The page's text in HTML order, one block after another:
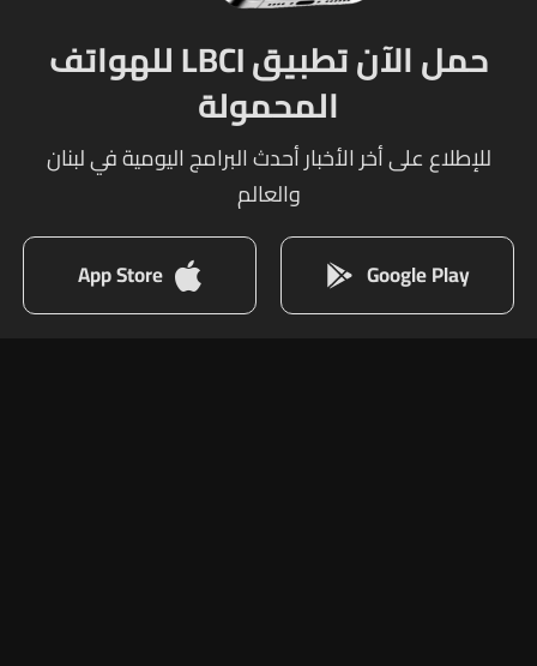
حمل الآن تطبيق LBCI للهواتف
المحمولة
للإطلاع على أخر الأخبار أحدث البرامج اليومية في لبنان
والعالم
Google Play
App Store